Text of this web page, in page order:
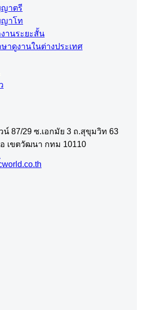
ญาตรี
ญาโท
านระยะสั้น
าดูงานในต่างประเทศ
น์ 87/29 ซ.เอกมัย 3 ถ.สุขุมวิท 63
เขตวัฒนา กทม 10110